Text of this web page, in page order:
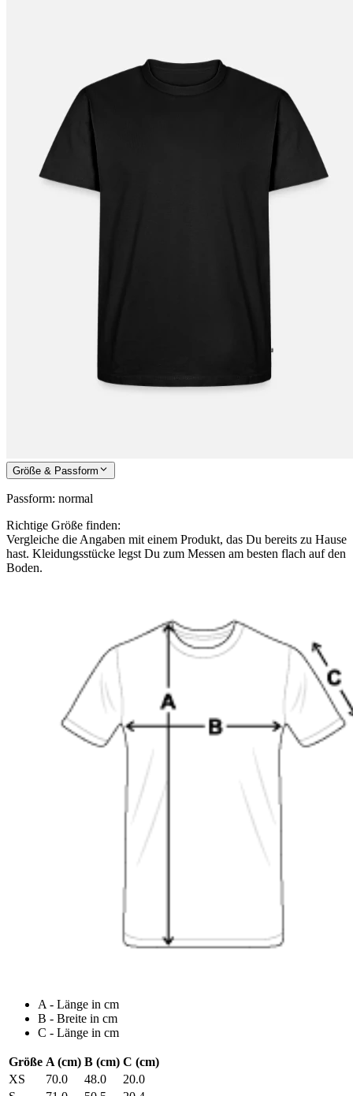
Größe & Passform
Passform: normal
Richtige Größe finden:
Vergleiche die Angaben mit einem Produkt, das Du bereits zu Hause
hast. Kleidungsstücke legst Du zum Messen am besten flach auf den
Boden.
A - Länge in cm
B - Breite in cm
C - Länge in cm
Größe A (cm) B (cm) C (cm)
XS
70.0 48.0
20.0